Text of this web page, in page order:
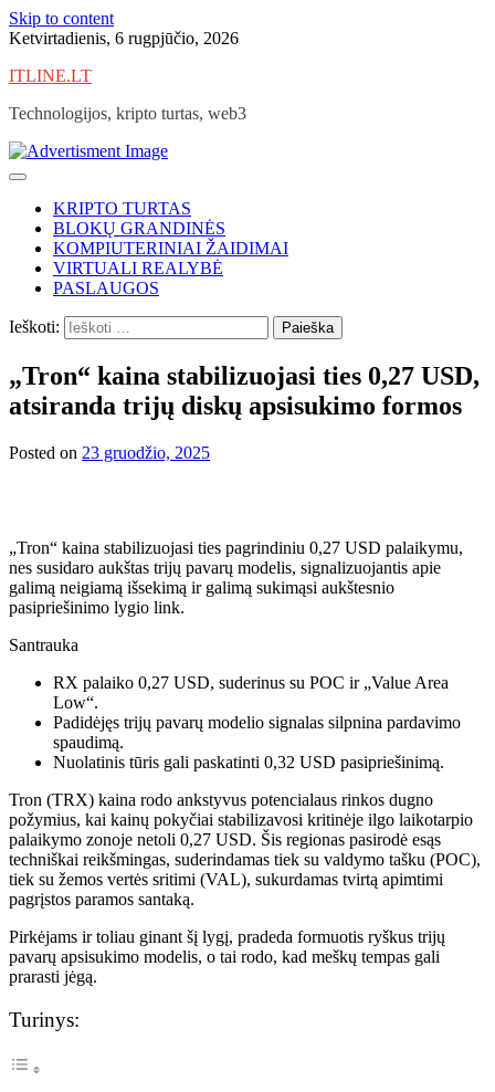
Skip to content
Ketvirtadienis, 6 rugpjūčio, 2026
ITLINE.LT
Technologijos, kripto turtas, web3
KRIPTO TURTAS
BLOKŲ GRANDINĖS
KOMPIUTERINIAI ŽAIDIMAI
VIRTUALI REALYBĖ
PASLAUGOS
Ieškoti:
„Tron“ kaina stabilizuojasi ties 0,27 USD,
atsiranda trijų diskų apsisukimo formos
Posted on 23 gruodžio, 2025
„Tron“ kaina stabilizuojasi ties pagrindiniu 0,27 USD palaikymu,
nes susidaro aukštas trijų pavarų modelis, signalizuojantis apie
galimą neigiamą išsekimą ir galimą sukimąsi aukštesnio
pasipriešinimo lygio link.
Santrauka
RX palaiko 0,27 USD, suderinus su POC ir „Value Area
Low“.
Padidėjęs trijų pavarų modelio signalas silpnina pardavimo
spaudimą.
Nuolatinis tūris gali paskatinti 0,32 USD pasipriešinimą.
Tron (TRX) kaina rodo ankstyvus potencialaus rinkos dugno
požymius, kai kainų pokyčiai stabilizavosi kritinėje ilgo laikotarpio
palaikymo zonoje netoli 0,27 USD. Šis regionas pasirodė esąs
techniškai reikšmingas, suderindamas tiek su valdymo tašku (POC),
tiek su žemos vertės sritimi (VAL), sukurdamas tvirtą apimtimi
pagrįstos paramos santaką.
Pirkėjams ir toliau ginant šį lygį, pradeda formuotis ryškus trijų
pavarų apsisukimo modelis, o tai rodo, kad meškų tempas gali
prarasti jėgą.
Turinys: